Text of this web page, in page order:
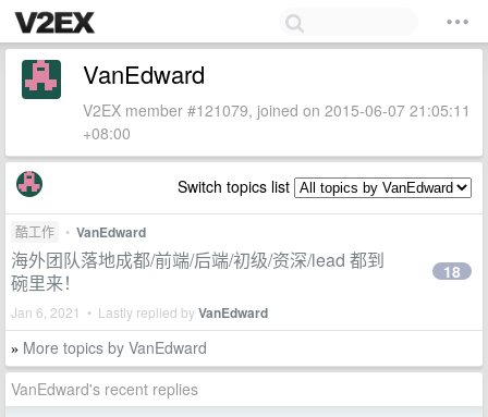
VanEdward
V2EX member #121079, joined on 2015-06-07 21:05:11
+08:00
Switch topics list
酷工作 • VanEdward
海外团队落地成都/前端/后端/初级/资深/lead 都到
碗里来！
Jan 6, 2021 • Lastly replied byVanEdward
18
» More topics by VanEdward
VanEdward's recent replies